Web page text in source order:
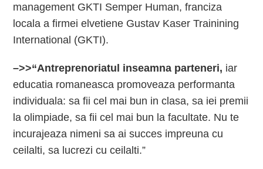
management GKTI Semper Human, franciza
locala a firmei elvetiene Gustav Kaser Trainining
International (GKTI).
–>>“Antreprenoriatul inseamna parteneri, iar
educatia romaneasca promoveaza performanta
individuala: sa fii cel mai bun in clasa, sa iei premii
la olimpiade, sa fii cel mai bun la facultate. Nu te
incurajeaza nimeni sa ai succes impreuna cu
ceilalti, sa lucrezi cu ceilalti.”